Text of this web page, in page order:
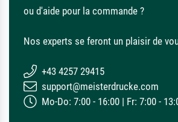
ou d'aide pour la commande ?
Nos experts se feront un plaisir de
+43 4257 29415
support@meisterdrucke.com
Mo-Do: 7:00 - 16:00 | Fr: 7:00 -